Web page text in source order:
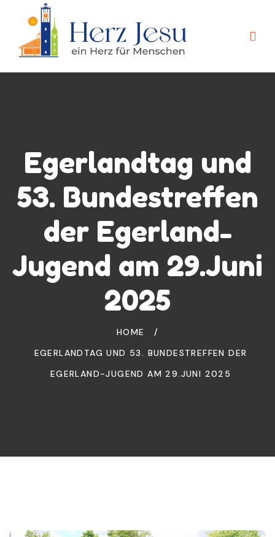
Egerlandtag und
53. Bundestreffen
der Egerland-
Jugend am 29.Juni
2025
HOME
/
EGERLANDTAG UND 53. BUNDESTREFFEN DER
EGERLAND-JUGEND AM 29.JUNI 2025